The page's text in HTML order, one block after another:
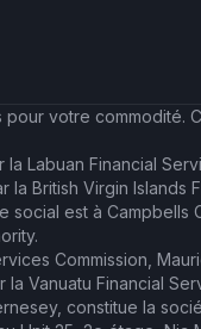
votre
Labuan Financial
British Virgin Islands
social est à
Commission,
Vanuatu Financial
constitue la